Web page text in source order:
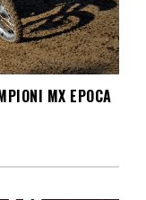
MX EPOCA